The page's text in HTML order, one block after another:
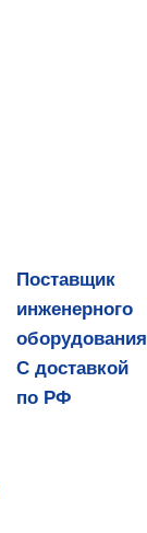
Поставщик
инженерного
оборудования
С доставкой
по РФ